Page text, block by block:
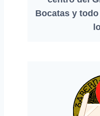
Bocatas y